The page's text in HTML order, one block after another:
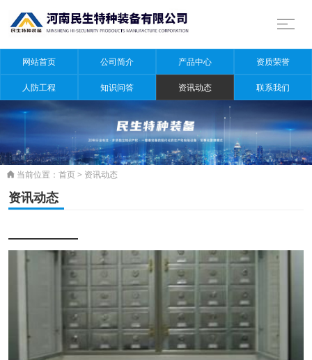
网站首页 公司简介 产品中心 资质荣誉
人防工程 知识问答 资讯动态 联系我们
 当前位置： 首页> 资讯动态
资讯动态